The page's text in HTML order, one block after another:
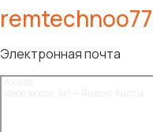
Электронная почта